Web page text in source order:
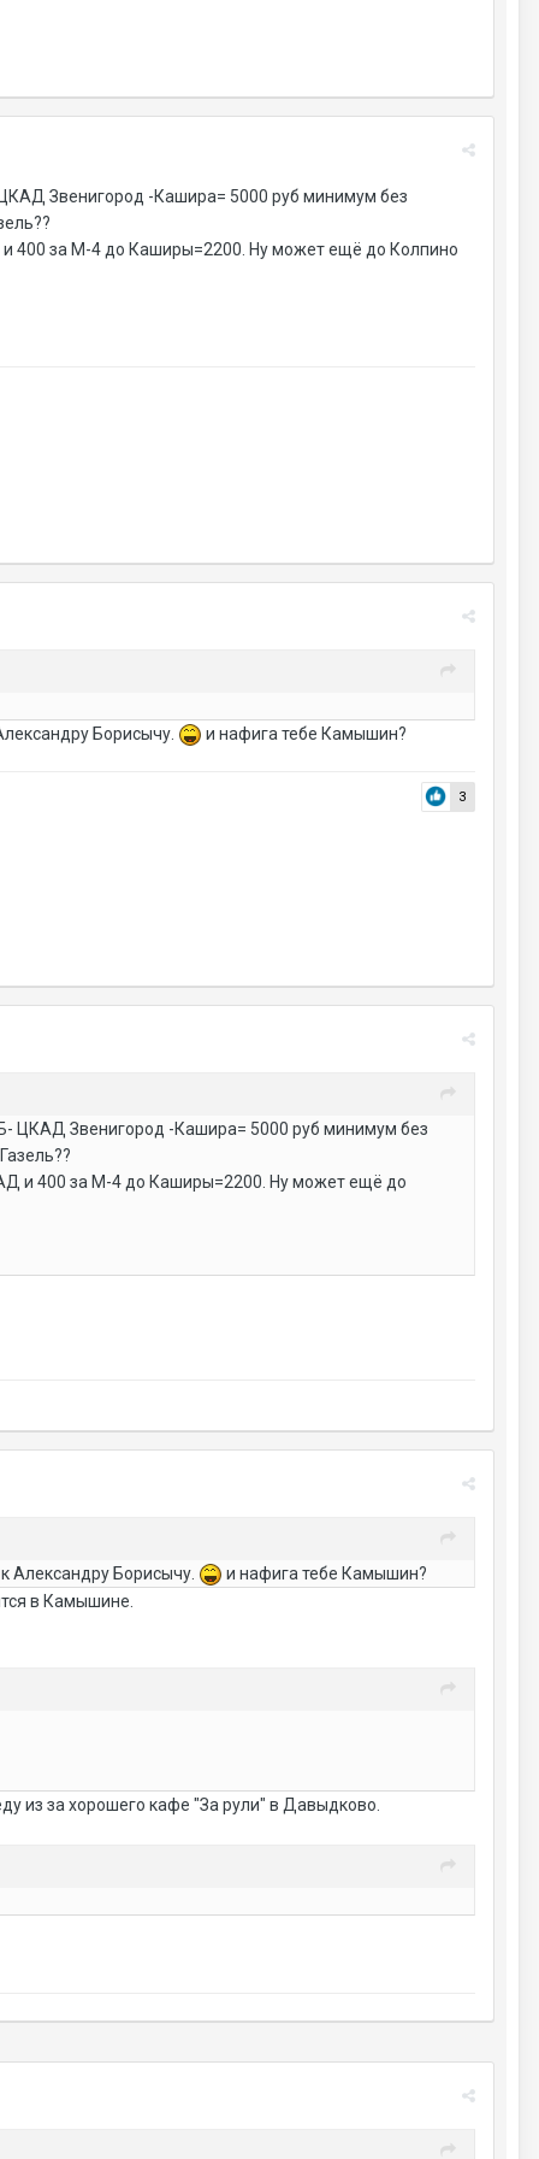
Звенигород -Кашира= 5000 руб минимум без
400 за М-4 до Каширы=2200. Ну может ещё до Колпино
Борисычу.
и нафига тебе Камышин?
3
ЦКАД Звенигород -Кашира= 5000 руб минимум без
и 400 за М-4 до Каширы=2200. Ну может ещё до
Александру Борисычу.
и нафига тебе Камышин?
в Камышине.
из за хорошего кафе "За рули" в Давыдково.